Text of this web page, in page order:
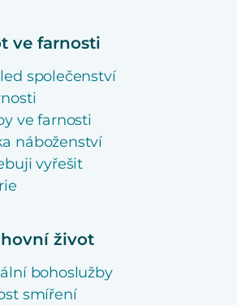
ve farnosti
společenství
ve farnosti
náboženství
vyřešit
život
bohoslužby
smíření